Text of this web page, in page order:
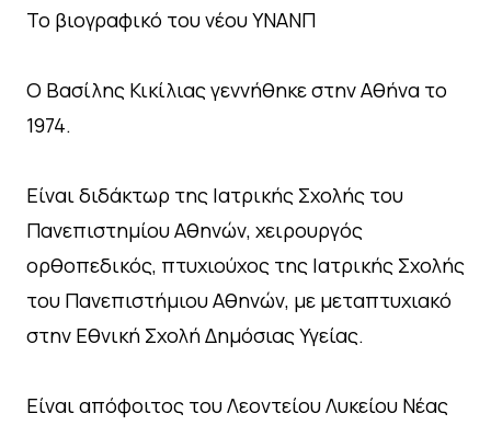
Το βιογραφικό του νέου ΥΝΑΝΠ
Ο Βασίλης Κικίλιας γεννήθηκε στην Αθήνα το
1974.
Είναι διδάκτωρ της Ιατρικής Σχολής του
Πανεπιστημίου Αθηνών, χειρουργός
ορθοπεδικός, πτυχιούχος της Ιατρικής Σχολής
του Πανεπιστήμιου Αθηνών, με μεταπτυχιακό
στην Εθνική Σχολή Δημόσιας Υγείας.
Είναι απόφοιτος του Λεοντείου Λυκείου Νέας